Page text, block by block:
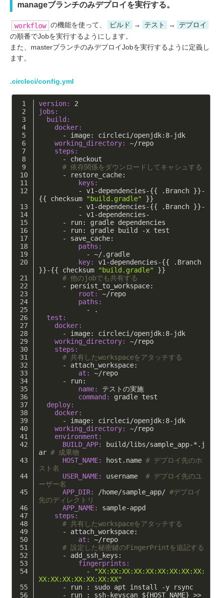
manageブランチのみデプロイを実行する。
workflow の機能を使って、 ビルド → テスト →
デプロイ
の順番でJobを実行するようにします。
また、masterブランチのみデプロイJobを実行するように定義し
ます。
.circleci/config.yml
version:
2
jobs:
  build:
    docker:
      - image: circleci/openjdk:
8-jdk
    working_directory:
~/repo
    steps:
      - checkout
# 依存関係をダウンロードしてキャシュする
      - restore_cache:
          keys:
{{ checksum
"build.gradle" }}
          - v1-dependencies-{{ .Branch }}-
          - v1-dependencies-
      - run: gradle dependencies
      - run: gradle build -x test
      - save_cache:
          paths:
            - ~/.gradle
          key:
v1-dependencies-{{ .Branch
}}-{{ checksum
"build.gradle" }}
# 他のjobでも共有する
      - persist_to_workspace:
          root:
~/repo
          paths:
            - .
  test:
    docker:
      - image: circleci/openjdk:
8-jdk
    working_directory:
~/repo
    steps:
# 共有したworkspaceをアタッチする
      - attach_workspace:
          at:
~/repo
      - run:
          name:
テストの実施
          command:
gradle test
  deploy:
    docker:
      - image: circleci/openjdk:
8-jdk
    working_directory:
~/repo
    environment:
      BUILD_APP:
build /libs/sample_app-*.j
ar # 成果物
      HOST_NAME:
host.name # デプロイ先のホ
スト名
      USER_NAME:
username # デプロイ先のユ
ーザー名
      APP_DIR:
/home/sample_app/ #デプロイ
先のディレクトリ
      APP_NAME:
sample-appd
    steps:
# 共有したworkspaceをアタッチする
      - attach_workspace:
          at:
~/repo
# 設定した秘密鍵のFingerPrintを追記する
      - add_ssh_keys:
          fingerprints:
            -
"XX:XX:XX:XX:XX:XX:XX:XX:XX:
XX:XX:XX:XX:XX:XX:XX"
      - run : sudo apt install -y rsync